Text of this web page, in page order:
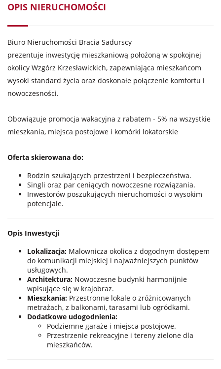
OPIS NIERUCHOMOŚCI
Biuro Nieruchomości Bracia Sadurscy
prezentuje inwestycję mieszkaniową położoną w spokojnej
okolicy Wzgórz Krzesławickich, zapewniająca mieszkańcom
wysoki standard życia oraz doskonałe połączenie komfortu i
nowoczesności.
Obowiązuje promocja wakacyjna z rabatem - 5% na wszystkie
mieszkania, miejsca postojowe i komórki lokatorskie
Oferta skierowana do:
Rodzin szukających przestrzeni i bezpieczeństwa.
Singli oraz par ceniących nowoczesne rozwiązania.
Inwestorów poszukujących nieruchomości o wysokim
potencjale.
Opis Inwestycji
Lokalizacja: Malownicza okolica z dogodnym dostępem
do komunikacji miejskiej i najważniejszych punktów
usługowych.
Architektura: Nowoczesne budynki harmonijnie
wpisujące się w krajobraz.
Mieszkania: Przestronne lokale o zróżnicowanych
metrażach, z balkonami, tarasami lub ogródkami.
Dodatkowe udogodnienia:
Podziemne garaże i miejsca postojowe.
Przestrzenie rekreacyjne i tereny zielone dla
mieszkańców.